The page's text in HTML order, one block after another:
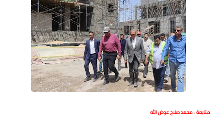
متابعة : محمد صلاح عوض الله